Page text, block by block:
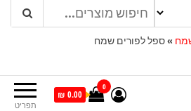
»ספל לפורים שמח
תפריט
0
0.00 ₪